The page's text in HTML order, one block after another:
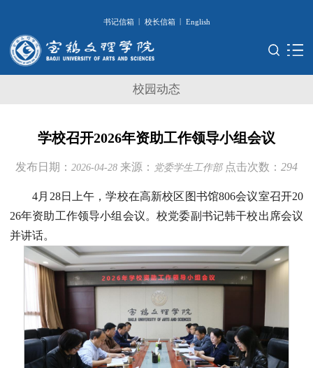
书记信箱 | 校长信箱 | English
校园动态
学校召开2026年资助工作领导小组会议
发布日期： 2026-04-28 来源： 党委学生工作部 点击次数： 294
4月28日上午，学校在高新校区图书馆806会议室召开20
26年资助工作领导小组会议。校党委副书记韩干校出席会议
并讲话。